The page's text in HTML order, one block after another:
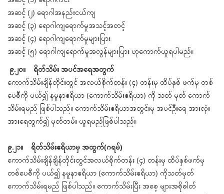
အဆင့် (၂) ရောဂါအနည်းငယ်ကျ
အဆင့် (၃) ရောဂါကျရောက်မှုအသင့်အတင့်
အဆင့် (၄) ရောဂါကျရောက်မှုများပြား
အဆင့် (၅) ရောဂါကျရောက်မှုအလွန်များပြား ဟုကောက်ယူရပါမည်။
၉.၂၀။ ရိတ်သိမ်း အပင်အရေအတွက်
ကောက်သိမ်းချိန်တိုင်းတွင် အလယ်စိုက်တန်း (၄) တန်းမှ ထိပ်နှစ် ဖက်မှ တစ်
ပေစီကို ပယ်၍ နမူနာဧရိယာ (ကောက်သိမ်းဧရိယာ) ကို သတ် မှတ် ကောက်
သိမ်းရမည် ဖြစ်ပါသည်။ ကောက်သိမ်းဧရိယာအတွင်းမှ အပင်ဦးရေ အားလုံး
အားရေတွက်၍ မှတ်တမ်း ယူရမည်ဖြစ်ပါသည်။
၉.၂၁။ ရိတ်သိမ်းဧရိယာမှ အထွက်(ဂရမ်)
ကောက်သိမ်းချိန်ချိန်တိုင်းတွင်အလယ်စိုက်တန်း (၄) တန်းမှ ထိပ်နှစ်ဖက်မှ
တစ်ပေစီကို ပယ်၍ နမူနာဧရိယာ (ကောက်သိမ်းဧရိယာ) ကိုသတ်မှတ်
ကောက်သိမ်းရမည် ဖြစ်ပါသည်။ ကောက်သိမ်းပြီး အစေ့ များအစိုဓါတ်